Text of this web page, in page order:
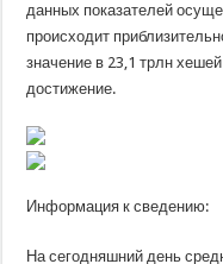
данных показателей
происходит
значение в 23,1 трлн
достижение.
Информация к сведению:
На сегодняшний день